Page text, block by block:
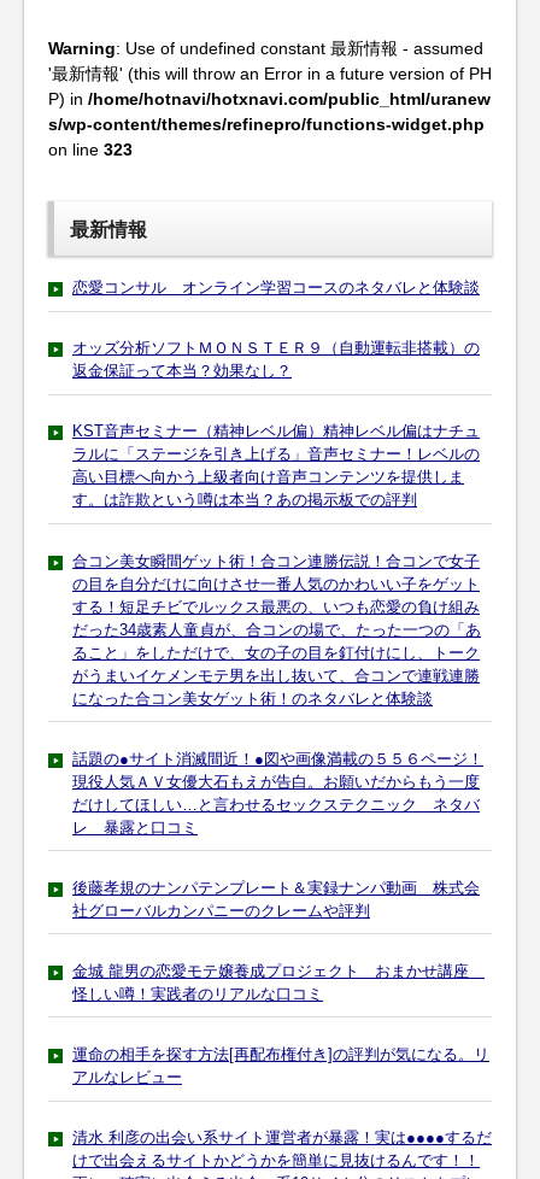
Warning: Use of undefined constant 最新情報 - assumed
'最新情報' (this will throw an Error in a future version of PH
P) in /home/hotnavi/hotxnavi.com/public_html/uranew
s/wp-content/themes/refinepro/functions-widget.php
on line 323
最新情報
恋愛コンサル オンライン学習コースのネタバレと体験談
オッズ分析ソフトＭＯＮＳＴＥＲ９（自動運転非搭載）の
返金保証って本当？効果なし？
KST音声セミナー（精神レベル偏）精神レベル偏はナチュ
ラルに「ステージを引き上げる」音声セミナー！レベルの
高い目標へ向かう上級者向け音声コンテンツを提供しま
す。は詐欺という噂は本当？あの掲示板での評判
合コン美女瞬間ゲット術！合コン連勝伝説！合コンで女子
の目を自分だけに向けさせ一番人気のかわいい子をゲット
する！短足チビでルックス最悪の、いつも恋愛の負け組み
だった34歳素人童貞が、合コンの場で、たった一つの「あ
ること」をしただけで、女の子の目を釘付けにし、トーク
がうまいイケメンモテ男を出し抜いて、合コンで連戦連勝
になった合コン美女ゲット術！のネタバレと体験談
話題の●サイト消滅間近！●図や画像満載の５５６ページ！
現役人気ＡＶ女優大石もえが告白。お願いだからもう一度
だけしてほしい…と言わせるセックステクニック ネタバ
レ 暴露と口コミ
後藤孝規のナンパテンプレート＆実録ナンパ動画 株式会
社グローバルカンパニーのクレームや評判
金城 龍男の恋愛モテ嬢養成プロジェクト おまかせ講座
怪しい噂！実践者のリアルな口コミ
運命の相手を探す方法[再配布権付き]の評判が気になる。リ
アルなレビュー
清水 利彦の出会い系サイト運営者が暴露！実は●●●●するだ
けで出会えるサイトかどうかを簡単に見抜けるんです！！